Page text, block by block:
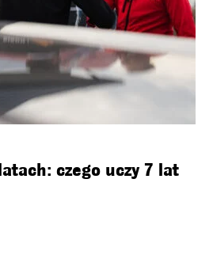
czego uczy 7 lat